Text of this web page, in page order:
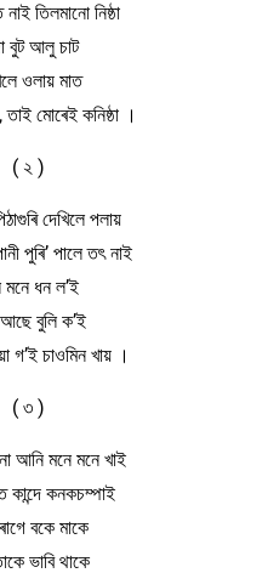
তিলমানো নিষ্ঠা
বুট আলু চাট
ওলায় মাত
মোৰেই কনিষ্ঠা ।
( ২ )
দেখিলে পলায়
পুৰি’ পালে তৎ নাই
মনে ধন ল’ই
বুলি ক’ই
গ’ই চাওমিন খায় ।
( ৩ )
আনি মনে মনে খাই
কান্দে কনকচম্পাই
বকে মাকে
ভাবি থাকে